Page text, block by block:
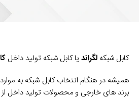
کابل شبکه لگراند یا کابل شبکه تولید داخل
همیشه در هنگام انتخاب کابل شبکه به
برند های خارجی و محصولات تولید داخل از